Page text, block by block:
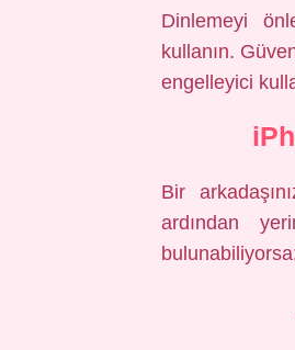
Dinlemeyi
kullanın.
engelleyici
Bir
ardından